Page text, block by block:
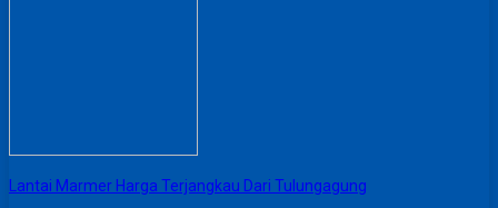
Lantai Marmer Harga Terjangkau Dari Tulungagung